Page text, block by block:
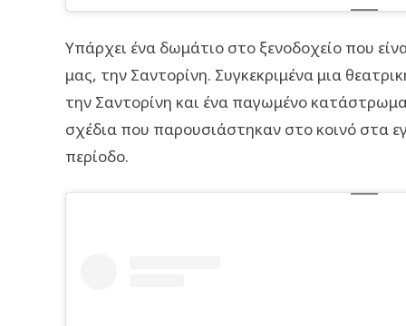
Υπάρχει ένα δωμάτιο στο ξενοδοχείο που
μας, την Σαντορίνη. Συγκεκριμένα μια
την Σαντορίνη και ένα παγωμένο
σχέδια που παρουσιάστηκαν στο κοινό στα
περίοδο.